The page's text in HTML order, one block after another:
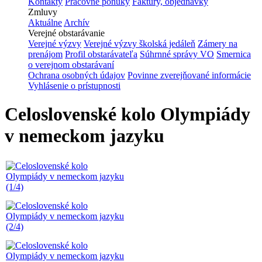
Zmluvy
Aktuálne Archív
Verejné obstarávanie
Verejné výzvy Verejné výzvy školská jedáleň Zámery na
prenájom Profil obstarávateľa Súhrnné správy VO Smernica
o verejnom obstarávaní
Ochrana osobných údajov Povinne zverejňované informácie
Vyhlásenie o prístupnosti
Celoslovenské kolo Olympiády
v nemeckom jazyku